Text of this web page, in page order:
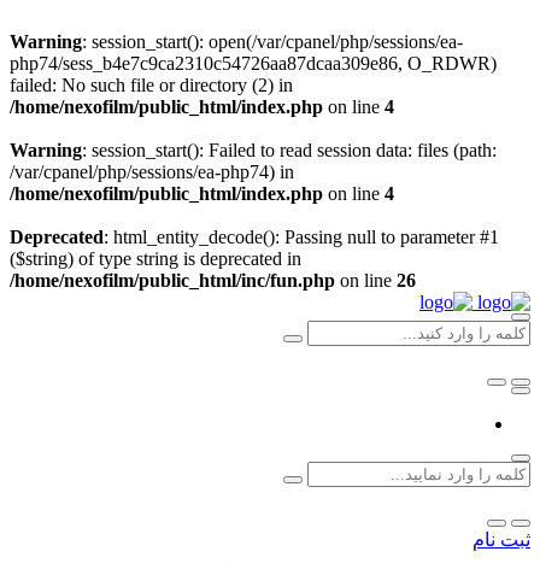
Warning: session_start(): open(/var/cpanel/php/sessions/ea-
php74/sess_b4e7c9ca2310c54726aa87dcaa309e86, O_RDWR)
failed: No such file or directory (2) in
/home/nexofilm/public_html/index.php on line 4
Warning: session_start(): Failed to read session data: files (path:
/var/cpanel/php/sessions/ea-php74) in
/home/nexofilm/public_html/index.php on line 4
Deprecated: html_entity_decode(): Passing null to parameter #1
($string) of type string is deprecated in
/home/nexofilm/public_html/inc/fun.php on line 26
ثبت نام